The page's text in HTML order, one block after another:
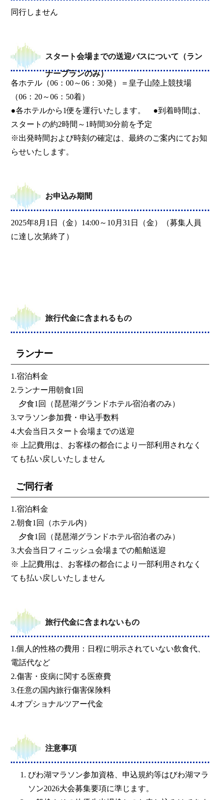
同行しません
スタート会場までの送迎バスについて（ラン
ナープランのみ）
各ホテル（06：00～06：30発）＝皇子山陸上競技場
（06：20～06：50着）
●各ホテルから1便を運行いたします。 ●到着時間は、
スタートの約2時間～1時間30分前を予定
※出発時間および時刻の確定は、最終のご案内にてお知
らせいたします。
お申込み期間
2025年8月1日（金）14:00～10月31日（金）（募集人員
に達し次第終了）
旅行代金に含まれるもの
ランナー
1.宿泊料金
2.ランナー用朝食1回
夕食1回（琵琶湖グランドホテル宿泊者のみ）
3.マラソン参加費・申込手数料
4.大会当日スタート会場までの送迎
※ 上記費用は、お客様の都合により一部利用されなく
ても払い戻しいたしません
ご同行者
1.宿泊料金
2.朝食1回（ホテル内）
夕食1回（琵琶湖グランドホテル宿泊者のみ）
3.大会当日フィニッシュ会場までの船舶送迎
※ 上記費用は、お客様の都合により一部利用されなく
ても払い戻しいたしません
旅行代金に含まれないもの
1.個人的性格の費用：日程に明示されていない飲食代、
電話代など
2.傷害・疫病に関する医療費
3.任意の国内旅行傷害保険料
4.オプショナルツアー代金
注意事項
びわ湖マラソン参加資格、申込規約等はびわ湖マラ
ソン2026大会募集要項に準じます。